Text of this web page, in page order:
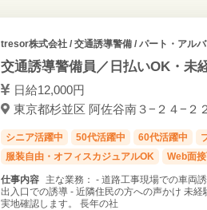
tresor株式会社/ 交通誘導警備 / パート・アルバ
交通誘導警備員／日払いOK・未
日給12,000円
東京都杉並区 阿佐谷南３−２４−２
シニア活躍中 50代活躍中 60代活躍中
服装自由・オフィスカジュアルOK
Web面
仕事内容
主な業務： - 道路工事現場での車両
出入口での誘導 - 近隣住民の方への声かけ 未
実地確認します。 長年の社